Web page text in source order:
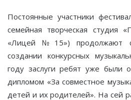
Постоянные участники
семейная творческая студия
«Лицей №15») продолжают
создании конкурсных
году заслуги ребят уже были
дипломом «За совместное
детей и их родителей». На сей